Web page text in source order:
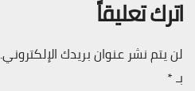
اترك تعليقاً
لن يتم نشر عنوان بريدك الإلكتروني.
بـ*